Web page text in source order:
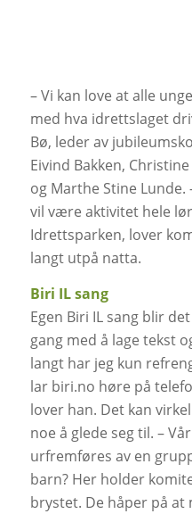
– Vi kan love at alle
med hva idrettslaget
Bø, leder av
Eivind Bakken,
og Marthe Stine
vil være aktivitet hele
Idrettsparken, lover
langt utpå natta.
Biri IL sang
Egen Biri IL sang blir
gang med å lage tekst
langt har jeg kun
lar biri.no høre på
lover han. Det kan
noe å glede seg til. –
urfremføres av en
barn? Her holder
brystet. De håper på